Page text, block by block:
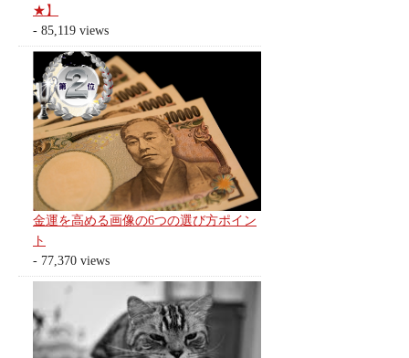
★】
- 85,119 views
金運を高める画像の6つの選び方ポイン
ト
- 77,370 views